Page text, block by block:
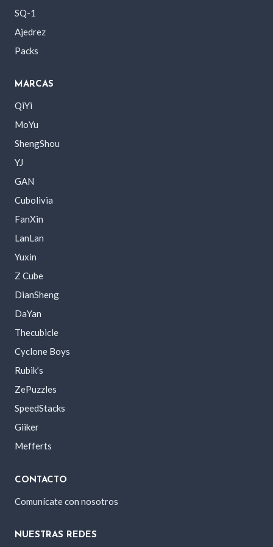
SQ-1
Ajedrez
Packs
MARCAS
QiYi
MoYu
ShengShou
YJ
GAN
Cubolivia
FanXin
LanLan
Yuxin
Z Cube
DianSheng
DaYan
Thecubicle
Cyclone Boys
Rubik’s
ZePuzzles
SpeedStacks
Giiker
Mefferts
CONTACTO
Comunícate con nosotros
NUESTRAS REDES